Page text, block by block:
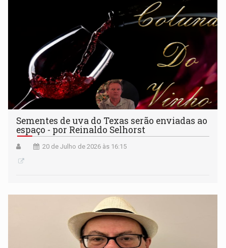
Sementes de uva do Texas serão enviadas ao
espaço - por Reinaldo Selhorst
20 de Julho de 2026 às 16:15